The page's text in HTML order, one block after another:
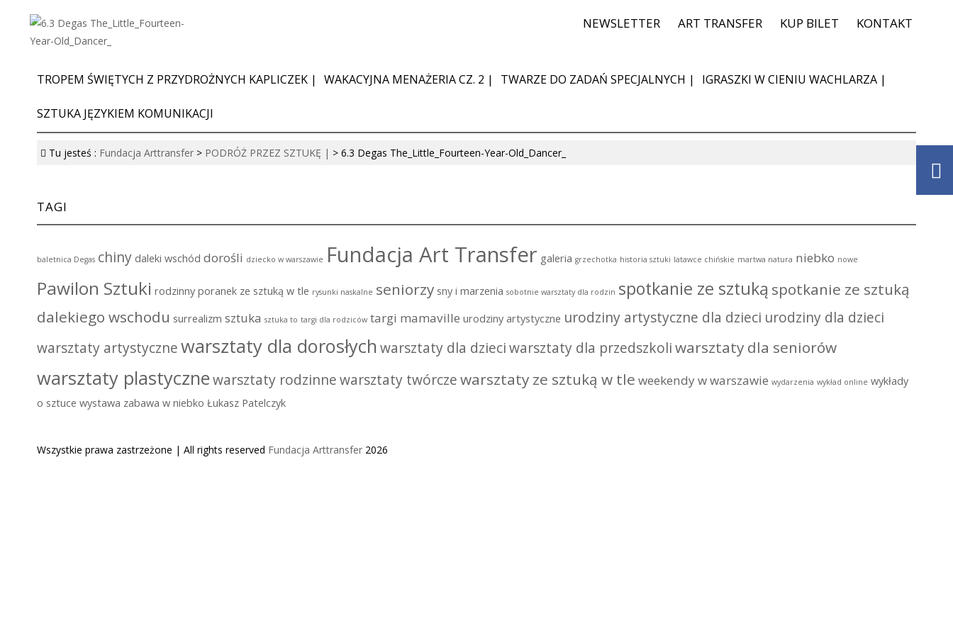
NEWSLETTER ART TRANSFER KUP BILET KONTAKT
TROPEM ŚWIĘTYCH Z PRZYDROŻNYCH KAPLICZEK | WAKACYJNA MENAŻERIA CZ. 2 | TWARZE DO ZADAŃ SPECJALNYCH | IGRASZKI W CIENIU WACHLARZA |
SZTUKA JĘZYKIEM KOMUNIKACJI
Tu jesteś : Fundacja Arttransfer > PODRÓŻ PRZEZ SZTUKĘ | > 6.3 Degas The_Little_Fourteen-Year-Old_Dancer_
TAGI
baletnica Degas chiny daleki wschód dorośli dziecko w warszawie Fundacja Art Transfer galeria grzechotka historia sztuki latawce chińskie martwa natura niebko nowe
Pawilon Sztuki rodzinny poranek ze sztuką w tle rysunki naskalne seniorzy sny i marzenia sobotnie warsztaty dla rodzin spotkanie ze sztuką spotkanie ze sztuką
dalekiego wschodu surrealizm sztuka sztuka to targi dla rodziców targi mamaville urodziny artystyczne urodziny artystyczne dla dzieci urodziny dla dzieci
warsztaty artystycznewarsztaty dla dorosłych warsztaty dla dzieciwarsztaty dla przedszkoliwarsztaty dla seniorów
warsztaty plastycznewarsztaty rodzinnewarsztaty twórczewarsztaty ze sztuką w tle weekendy w warszawie wydarzenia wykład online wykłady
o sztuce wystawa zabawa w niebko Łukasz Patelczyk
Wszystkie prawa zastrzeżone | All rights reserved Fundacja Arttransfer 2026